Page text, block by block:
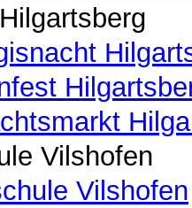
Vilshofen
Vilshofen